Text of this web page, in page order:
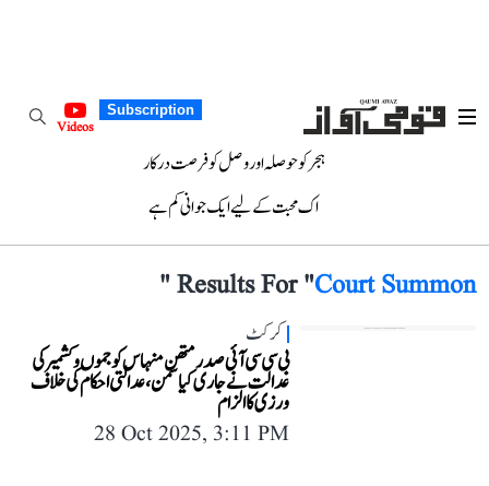
Subscription
Videos
ہجر کو حوصلہ اور وصل کو فرصت درکار
اک محبت کے لیے ایک جوانی کم ہے
Results For "Court Summon
"
کرکٹ
بی سی سی آئی صدر متھن منہاس کو جموں و کشمیر کی
عدالت نے جاری کیا سمن، عدالتی احکام کی خلاف
ورزی کا الزام
28 Oct 2025, 3:11 PM